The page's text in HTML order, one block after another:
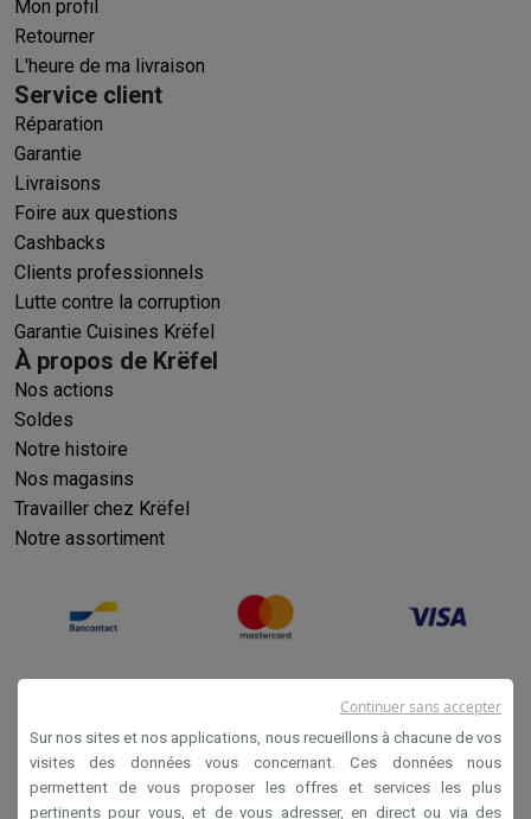
Mon profil
Retourner
L'heure de ma livraison
Service client
Réparation
Garantie
Livraisons
Foire aux questions
Cashbacks
Clients professionnels
Lutte contre la corruption
Garantie Cuisines Krëfel
À propos de Krëfel
Nos actions
Soldes
Notre histoire
Nos magasins
Travailler chez Krëfel
Notre assortiment
Conditions générales de vente
Sur nos sites et nos applications, nous recueillons à chacune de vos
visites des données vous concernant. Ces données nous
permettent de vous proposer les offres et services les plus
pertinents pour vous, et de vous adresser, en direct ou via des
Continuer sans accepter